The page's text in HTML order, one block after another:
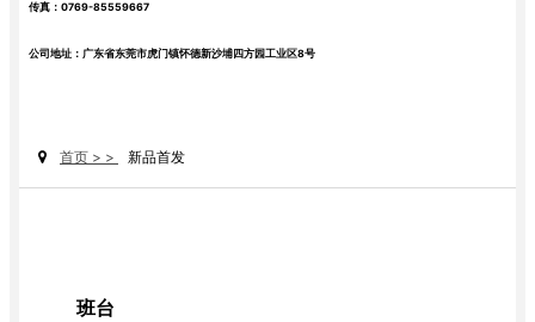
传真：0769-85559667
公司地址：广东省东莞市虎门镇怀德新沙埔四方园工业区8号
首页 > > 新品首发
班台